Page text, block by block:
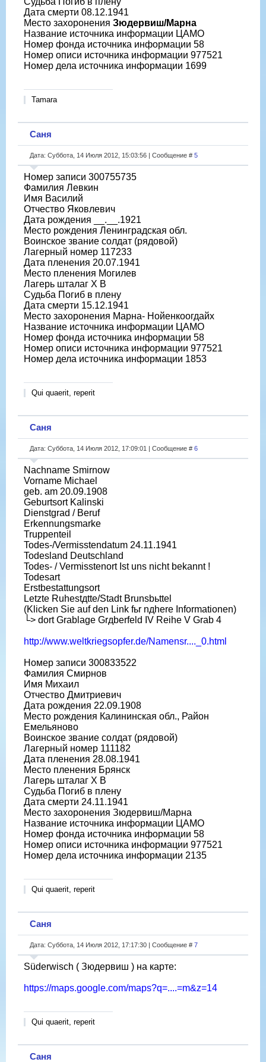
Дата смерти 08.12.1941
Место захоронения Зюдервиш/Марна
Название источника информации ЦАМО
Номер фонда источника информации 58
Номер описи источника информации 977521
Номер дела источника информации 1699
Tamara
Саня
Дата: Суббота, 14 Июля 2012, 15:03:56 | Сообщение # 5
Номер записи 300755735
Фамилия Левкин
Имя Василий
Отчество Яковлевич
Дата рождения __.__.1921
Место рождения Ленинградская обл.
Воинское звание солдат (рядовой)
Лагерный номер 117233
Дата пленения 20.07.1941
Место пленения Могилев
Лагерь шталаг X B
Судьба Погиб в плену
Дата смерти 15.12.1941
Место захоронения Марна- Нойенкоогдайх
Название источника информации ЦАМО
Номер фонда источника информации 58
Номер описи источника информации 977521
Номер дела источника информации 1853
Qui quaerit, reperit
Саня
Дата: Суббота, 14 Июля 2012, 17:09:01 | Сообщение # 6
Nachname Smirnow
Vorname Michael
geb. am 20.09.1908
Geburtsort Kalinski
Dienstgrad / Beruf
Erkennungsmarke
Truppenteil
Todes-/Vermisstendatum 24.11.1941
Todesland Deutschland
Todes- / Vermisstenort Ist uns nicht bekannt !
Todesart
Erstbestattungsort
Letzte Ruhestдtte/Stadt Brunsbьttel
(Klicken Sie auf den Link fьr nдhere Informationen)
└> dort Grablage Grдberfeld IV Reihe V Grab 4
http://www.weltkriegsopfer.de/Namensr...._0.html
Номер записи 300833522
Фамилия Смирнов
Имя Михаил
Отчество Дмитриевич
Дата рождения 22.09.1908
Место рождения Калининская обл., Район
Емельяново
Воинское звание солдат (рядовой)
Лагерный номер 111182
Дата пленения 28.08.1941
Место пленения Брянск
Лагерь шталаг X B
Судьба Погиб в плену
Дата смерти 24.11.1941
Место захоронения Зюдервиш/Марна
Название источника информации ЦАМО
Номер фонда источника информации 58
Номер описи источника информации 977521
Номер дела источника информации 2135
Qui quaerit, reperit
Саня
Дата: Суббота, 14 Июля 2012, 17:17:30 | Сообщение # 7
Süderwisch ( Зюдервиш ) на карте:
https://maps.google.com/maps?q=....=m&z=14
Qui quaerit, reperit
Саня